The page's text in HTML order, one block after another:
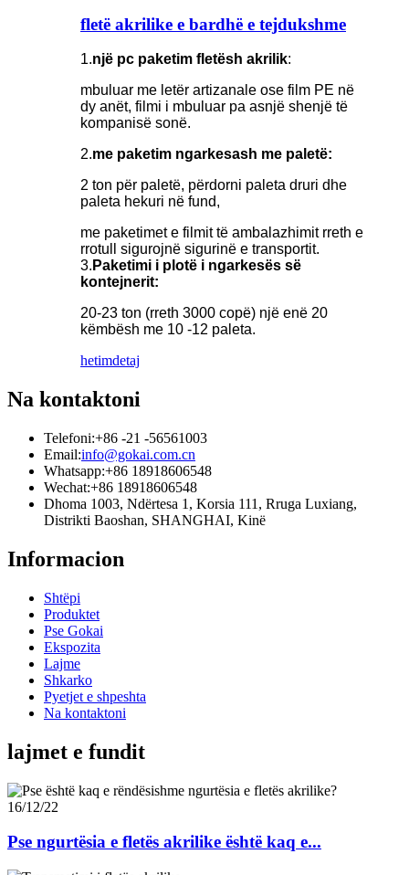
fletë akrilike e bardhë e tejdukshme
1.një pc paketim fletësh akrilik:
mbuluar me letër artizanale ose film PE në
dy anët, filmi i mbuluar pa asnjë shenjë të
kompanisë sonë.
2.me paketim ngarkesash me paletë:
2 ton për paletë, përdorni paleta druri dhe
paleta hekuri në fund,
me paketimet e filmit të ambalazhimit rreth e
rrotull sigurojnë sigurinë e transportit.
3. Paketimi i plotë i ngarkesës së
kontejnerit:
20-23 ton (rreth 3000 copë) një enë 20
këmbësh me 10 -12 paleta.
hetimdetaj
Na kontaktoni
Telefoni:+86 -21 -56561003
Email:info@gokai.com.cn
Whatsapp:+86 18918606548
Wechat:+86 18918606548
Dhoma 1003, Ndërtesa 1, Korsia 111, Rruga Luxiang,
Distrikti Baoshan, SHANGHAI, Kinë
Informacion
Shtëpi
Produktet
Pse Gokai
Ekspozita
Lajme
Shkarko
Pyetjet e shpeshta
Na kontaktoni
lajmet e fundit
16/12/22
Pse ngurtësia e fletës akrilike është kaq e...